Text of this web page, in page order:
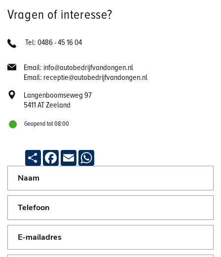
Vragen of interesse?
Tel: 0486 - 45 16 04
Email: info@autobedrijfvandongen.nl
Email: receptie@autobedrijfvandongen.nl
Langenboomseweg 97
5411 AT Zeeland
Geopend tot 08:00
Deel Facebook
Email